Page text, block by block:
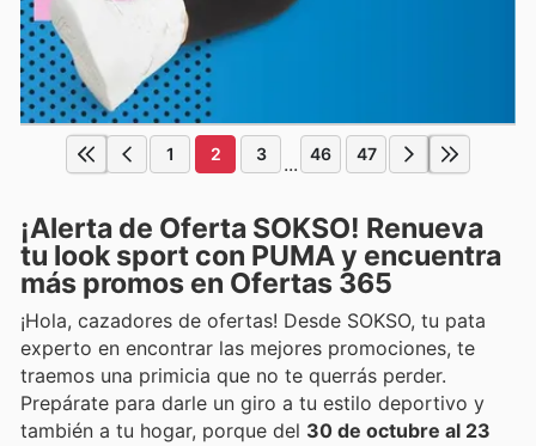
1 2 3 ... 46 47
¡Alerta de Oferta SOKSO! Renueva
tu look sport con PUMA y encuentra
más promos en Ofertas 365
¡Hola, cazadores de ofertas! Desde SOKSO, tu pata
experto en encontrar las mejores promociones, te
traemos una primicia que no te querrás perder.
Prepárate para darle un giro a tu estilo deportivo y
también a tu hogar, porque del 30 de octubre al 23